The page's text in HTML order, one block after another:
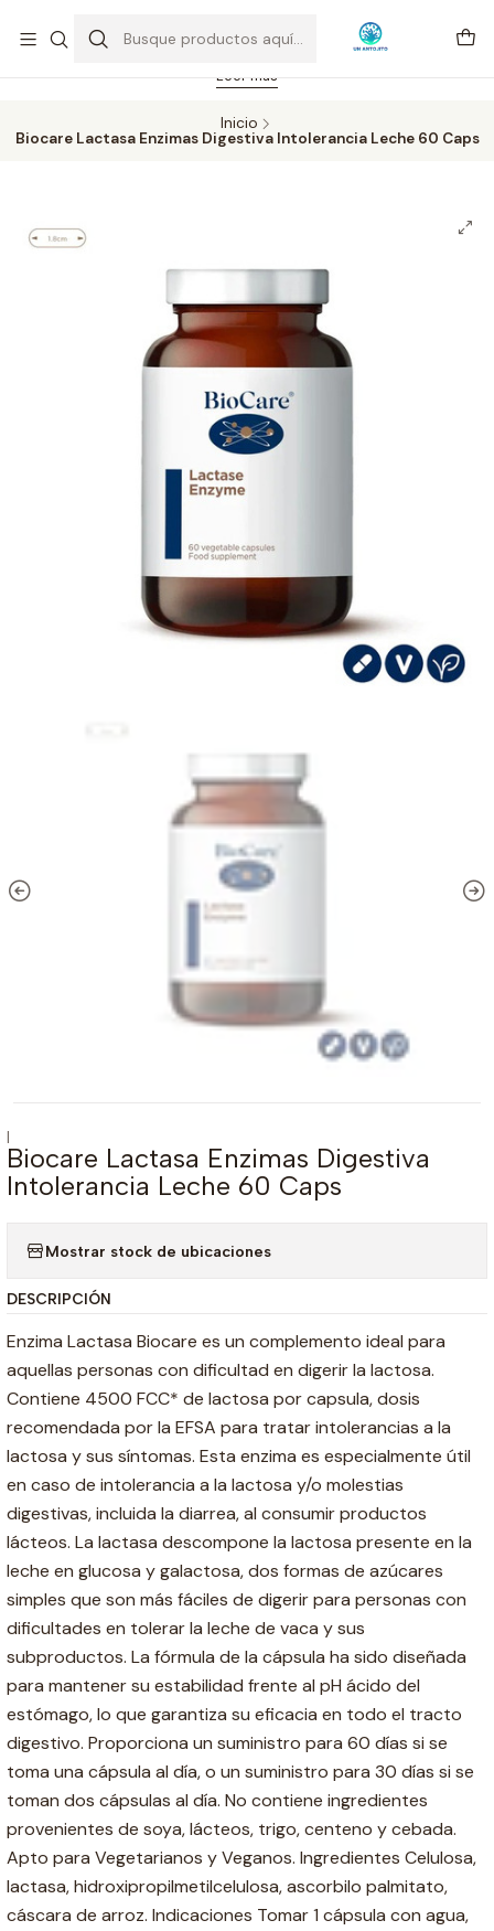
Feriado 21-05-2026 atención hasta las 14 hrs. Envío GRATIS mismo
día solo área Metropolitana Santiago por compras desde CLP 39.900.
Pedidos hasta 16 hrs., sábados y domingos hasta 14 hrs.
Leer más
Inicio
Biocare Lactasa Enzimas Digestiva Intolerancia Leche 60 Caps
Biocare Lactasa Enzimas Digestiva
Intolerancia Leche 60 Caps
Mostrar stock de ubicaciones
DESCRIPCIÓN
Enzima Lactasa Biocare es un complemento ideal para
aquellas personas con dificultad en digerir la lactosa.
Contiene 4500 FCC* de lactosa por capsula, dosis
recomendada por la EFSA para tratar intolerancias a la
lactosa y sus síntomas. Esta enzima es especialmente útil
en caso de intolerancia a la lactosa y/o molestias
digestivas, incluida la diarrea, al consumir productos
lácteos. La lactasa descompone la lactosa presente en la
leche en glucosa y galactosa, dos formas de azúcares
simples que son más fáciles de digerir para personas con
dificultades en tolerar la leche de vaca y sus
subproductos. La fórmula de la cápsula ha sido diseñada
para mantener su estabilidad frente al pH ácido del
estómago, lo que garantiza su eficacia en todo el tracto
digestivo. Proporciona un suministro para 60 días si se
toma una cápsula al día, o un suministro para 30 días si se
toman dos cápsulas al día. No contiene ingredientes
provenientes de soya, lácteos, trigo, centeno y cebada.
Apto para Vegetarianos y Veganos. Ingredientes Celulosa,
lactasa, hidroxipropilmetilcelulosa, ascorbilo palmitato,
cáscara de arroz. Indicaciones Tomar 1 cápsula con agua,